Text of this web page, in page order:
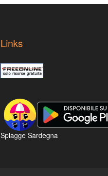
Links
Spiagge Sardegna